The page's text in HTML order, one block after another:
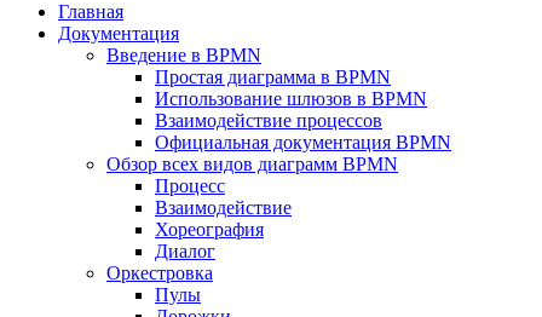
Главная
Документация
Введение в BPMN
Простая диаграмма в BPMN
Использование шлюзов в BPMN
Взаимодействие процессов
Официальная документация BPMN
Обзор всех видов диаграмм BPMN
Процесс
Взаимодействие
Хореография
Диалог
Оркестровка
Пулы